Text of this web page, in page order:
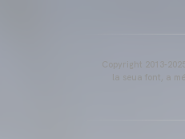
Copyright 2013-
la seua font, a